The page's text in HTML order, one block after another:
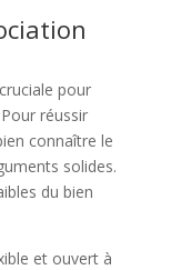
pour
réussir
connaître le
solides.
du bien
et ouvert à